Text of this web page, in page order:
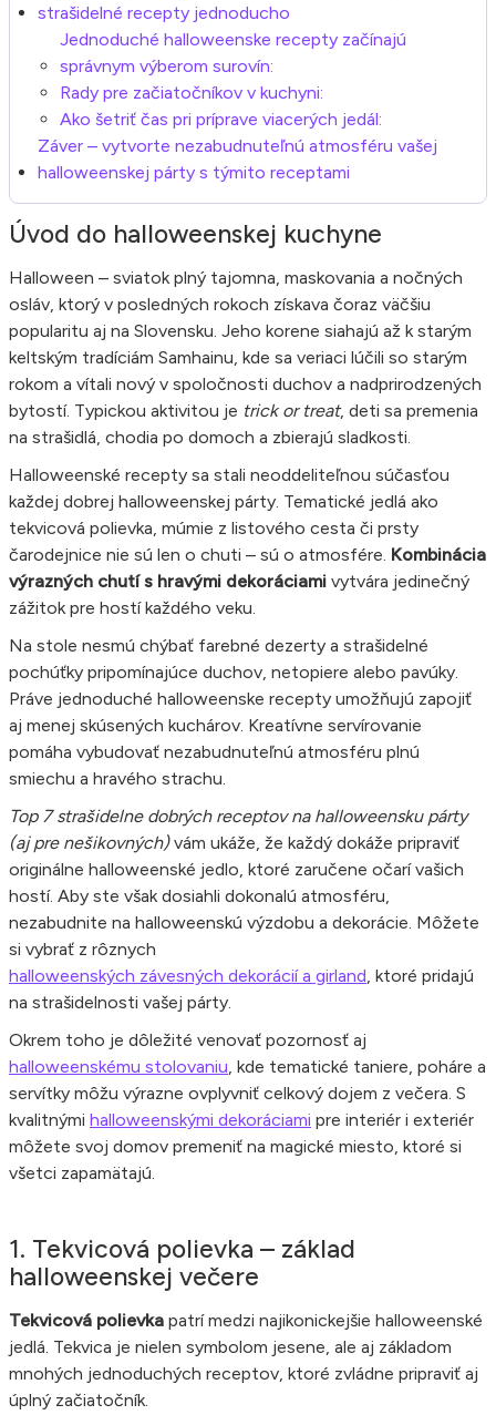
strašidelné recepty jednoducho
Jednoduché halloweenske recepty začínajú
správnym výberom surovín:
Rady pre začiatočníkov v kuchyni:
Ako šetriť čas pri príprave viacerých jedál:
Záver – vytvorte nezabudnuteľnú atmosféru vašej
halloweenskej párty s týmito receptami
Úvod do halloweenskej kuchyne
Halloween – sviatok plný tajomna, maskovania a nočných
osláv, ktorý v posledných rokoch získava čoraz väčšiu
popularitu aj na Slovensku. Jeho korene siahajú až k starým
keltským tradíciám Samhainu, kde sa veriaci lúčili so starým
rokom a vítali nový v spoločnosti duchov a nadprirodzených
bytostí. Typickou aktivitou je trick or treat, deti sa premenia
na strašidlá, chodia po domoch a zbierajú sladkosti.
Halloweenské recepty sa stali neoddeliteľnou súčasťou
každej dobrej halloweenskej párty. Tematické jedlá ako
tekvicová polievka, múmie z listového cesta či prsty
čarodejnice nie sú len o chuti – sú o atmosfére. Kombinácia
výrazných chutí s hravými dekoráciami vytvára jedinečný
zážitok pre hostí každého veku.
Na stole nesmú chýbať farebné dezerty a strašidelné
pochúťky pripomínajúce duchov, netopiere alebo pavúky.
Práve jednoduché halloweenske recepty umožňujú zapojiť
aj menej skúsených kuchárov. Kreatívne servírovanie
pomáha vybudovať nezabudnuteľnú atmosféru plnú
smiechu a hravého strachu.
Top 7 strašidelne dobrých receptov na halloweensku párty
(aj pre nešikovných)vám ukáže, že každý dokáže pripraviť
originálne halloweenské jedlo, ktoré zaručene očarí vašich
hostí. Aby ste však dosiahli dokonalú atmosféru,
nezabudnite na halloweenskú výzdobu a dekorácie. Môžete
si vybrať z rôznych
halloweenských závesných dekorácií a girland , ktoré pridajú
na strašidelnosti vašej párty.
Okrem toho je dôležité venovať pozornosť aj
halloweenskému stolovaniu , kde tematické taniere, poháre a
servítky môžu výrazne ovplyvniť celkový dojem z večera. S
kvalitnými halloweenskými dekoráciami pre interiér i exteriér
môžete svoj domov premeniť na magické miesto, ktoré si
všetci zapamätajú.
1. Tekvicová polievka – základ
halloweenskej večere
Tekvicová polievka patrí medzi najikonickejšie halloweenské
jedlá. Tekvica je nielen symbolom jesene, ale aj základom
mnohých jednoduchých receptov, ktoré zvládne pripraviť aj
úplný začiatočník.